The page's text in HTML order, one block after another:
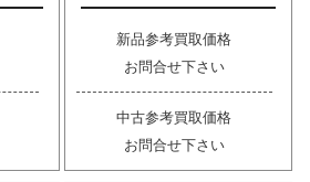
新品参考買取価格
お問合せ下さい
中古参考買取価格
お問合せ下さい